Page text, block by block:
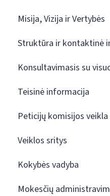
Misija, Vizija ir Vertybės
Struktūra ir kontaktinė
Konsultavimasis su
Teisinė informacija
Peticijų komisijos veikla
Veiklos sritys
Kokybės vadyba
Mokesčių